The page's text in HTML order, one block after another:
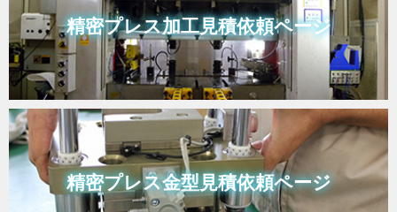
精密プレス加工見積依頼ページ
精密プレス金型見積依頼ページ